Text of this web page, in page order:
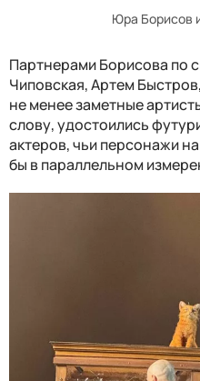
Юра Борисов
Партнерами Борисова по
Чиповская, Артем
не менее заметные
слову, удостоились
актеров, чьи персонажи
бы в параллельном